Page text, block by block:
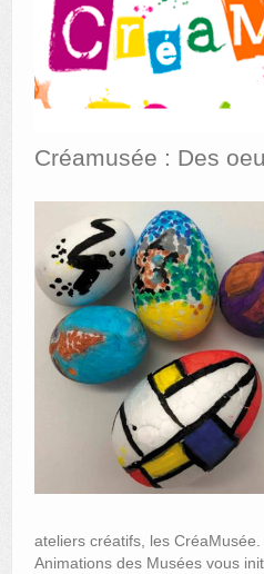
FONDS PATRIMONIAUX
AUTRES LIEUX
LES APPELS À PROJETS
LE PORTAIL DES
Créamusée : Des
ateliers créatifs, les
Animations des Musées vous